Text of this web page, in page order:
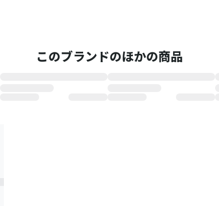
このブランドのほかの商品